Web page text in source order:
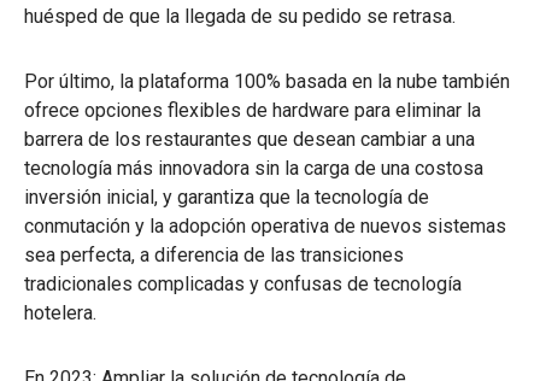
huésped de que la llegada de su pedido se retrasa.
Por último, la plataforma 100% basada en la nube también
ofrece opciones flexibles de hardware para eliminar la
barrera de los restaurantes que desean cambiar a una
tecnología más innovadora sin la carga de una costosa
inversión inicial, y garantiza que la tecnología de
conmutación y la adopción operativa de nuevos sistemas
sea perfecta, a diferencia de las transiciones
tradicionales complicadas y confusas de tecnología
hotelera.